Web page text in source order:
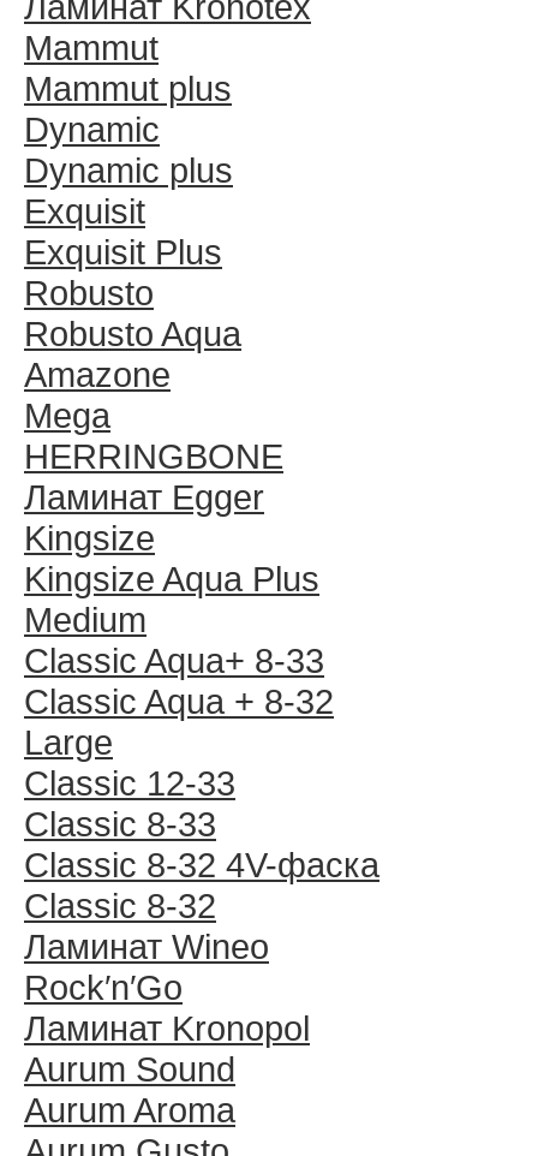
Mammut
Mammut plus
Dynamic
Dynamic plus
Exquisit
Exquisit Plus
Robusto
Robusto Aqua
Amazone
Mega
HERRINGBONE
Ламинат Egger
Kingsize
Kingsize Aqua Plus
Medium
Classic Aqua+ 8-33
Classic Aqua + 8-32
Large
Classic 12-33
Classic 8-33
Classic 8-32 4V-фаска
Classic 8-32
Ламинат Wineo
Rock′n′Go
Ламинат Kronopol
Aurum Sound
Aurum Aroma